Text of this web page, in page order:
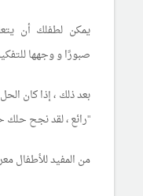
يمكن لطفلك أن
صبورًا و وجهها
بعد ذلك ، إذا كان
"رائع ، لقد نجح حلك
من المفيد للأطفال